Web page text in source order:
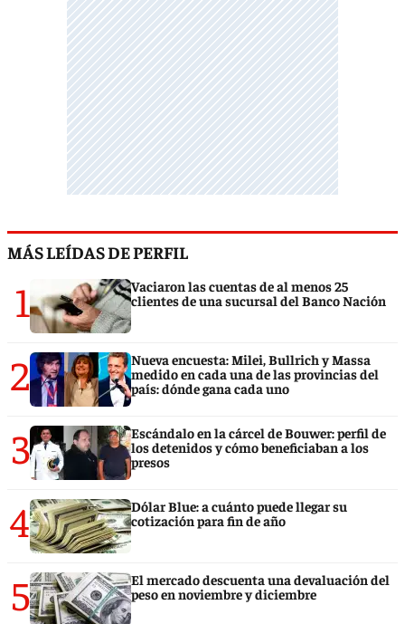
MÁS LEÍDAS DE PERFIL
1
Vaciaron las cuentas de al menos 25
clientes de una sucursal del Banco Nación
2
Nueva encuesta: Milei, Bullrich y Massa
medido en cada una de las provincias del
país: dónde gana cada uno
3
Escándalo en la cárcel de Bouwer: perfil de
los detenidos y cómo beneficiaban a los
presos
4
Dólar Blue: a cuánto puede llegar su
cotización para fin de año
5
El mercado descuenta una devaluación del
peso en noviembre y diciembre